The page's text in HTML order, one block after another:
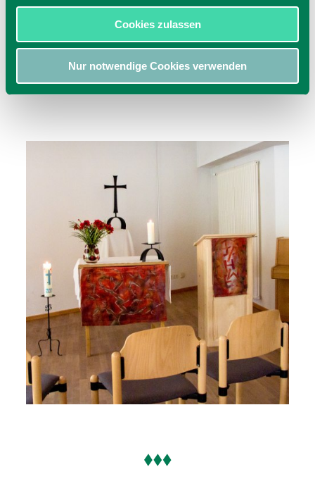
Cookies zulassen
Nur notwendige Cookies verwenden
83734 Hausham